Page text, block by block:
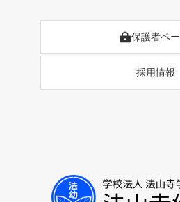
保護者ペ
採用情報